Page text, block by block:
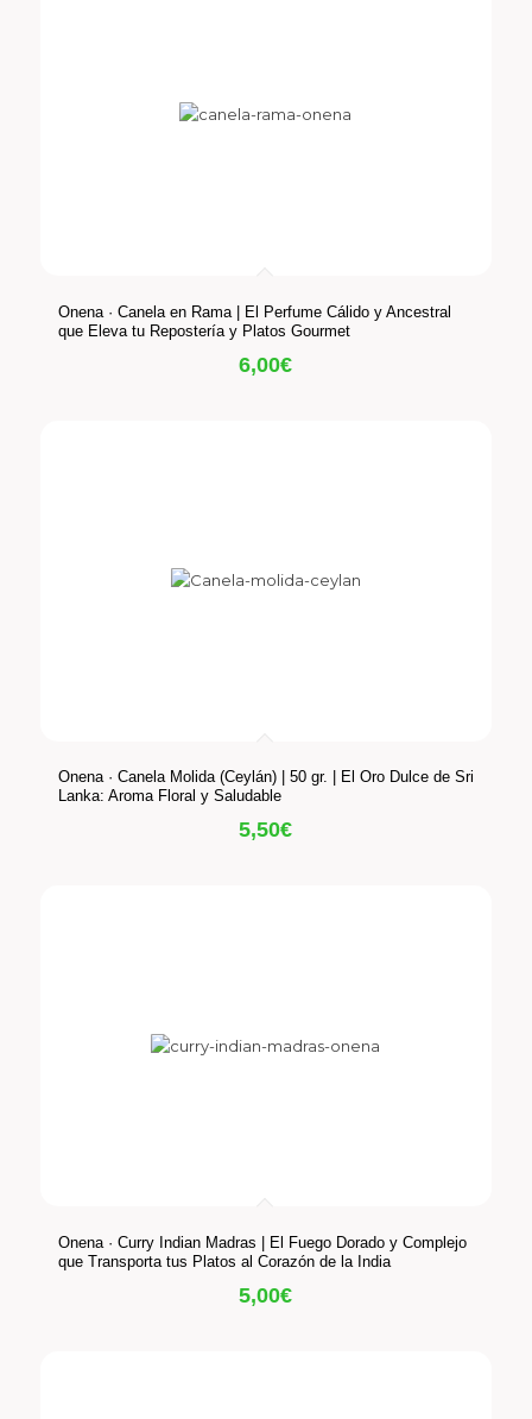
Onena · Canela en Rama | El Perfume Cálido y Ancestral
que Eleva tu Repostería y Platos Gourmet
6,00€
Onena · Canela Molida (Ceylán) | 50 gr. | El Oro Dulce de Sri
Lanka: Aroma Floral y Saludable
5,50€
Onena · Curry Indian Madras | El Fuego Dorado y Complejo
que Transporta tus Platos al Corazón de la India
5,00€